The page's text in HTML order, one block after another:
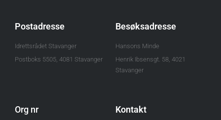
Postadresse
Idrettsrådet Stavanger
Postboks 5505, 4081 Stavanger
Besøksadresse
Hansons Minde
Henrik Ibsensgt. 58, 4021
Stavanger
Org nr Kontakt